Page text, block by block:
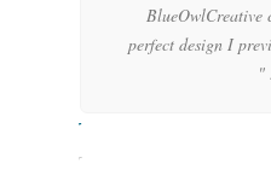
BlueOwlCreative
perfect design I
Stoner
Manager